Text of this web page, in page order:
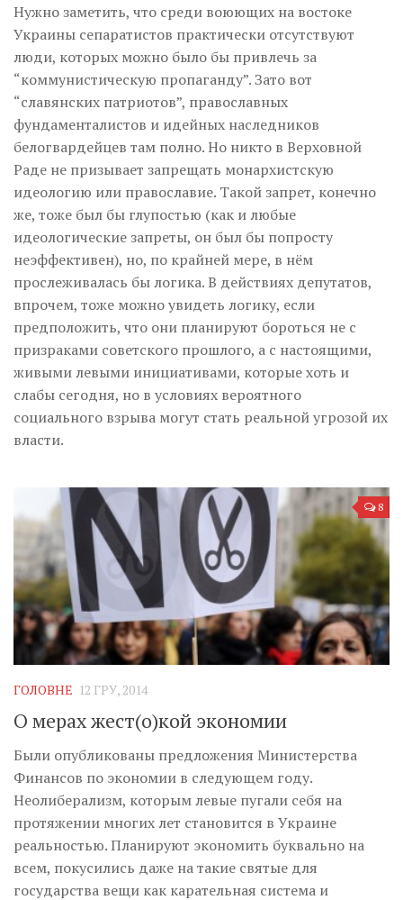
Нужно заметить, что среди воюющих на востоке
Украины сепаратистов практически отсутствуют
люди, которых можно было бы привлечь за
“коммунистическую пропаганду”. Зато вот
“славянских патриотов”, православных
фундаменталистов и идейных наследников
белогвардейцев там полно. Но никто в Верховной
Раде не призывает запрещать монархистскую
идеологию или православие. Такой запрет, конечно
же, тоже был бы глупостью (как и любые
идеологические запреты, он был бы попросту
неэффективен), но, по крайней мере, в нём
прослеживалась бы логика. В действиях депутатов,
впрочем, тоже можно увидеть логику, если
предположить, что они планируют бороться не с
призраками советского прошлого, а с настоящими,
живыми левыми инициативами, которые хоть и
слабы сегодня, но в условиях вероятного
социального взрыва могут стать реальной угрозой их
власти.
8
ГОЛОВНЕ 12 ГРУ, 2014
О мерах жест(о)кой экономии
Были опубликованы предложения Министерства
Финансов по экономии в следующем году.
Неолиберализм, которым левые пугали себя на
протяжении многих лет становится в Украине
реальностью. Планируют экономить буквально на
всем, покусились даже на такие святые для
государства вещи как карательная система и